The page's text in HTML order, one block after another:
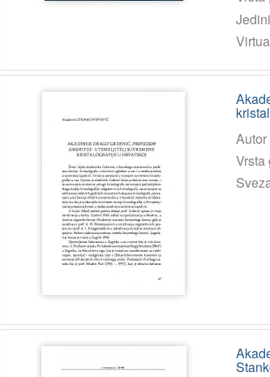
Autor
Vrsta